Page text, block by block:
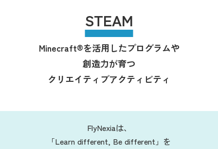
STEAM
Minecraft®︎を活用したプログラムや
創造力が育つ
クリエイティブアクティビティ
FlyNexiaは、
「Learn different, Be different」を